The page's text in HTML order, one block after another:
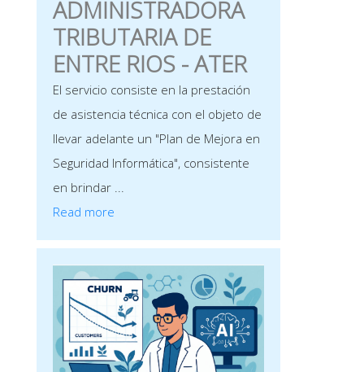
ADMINISTRADORA
TRIBUTARIA DE
ENTRE RIOS - ATER
El servicio consiste en la prestación
de asistencia técnica con el objeto de
llevar adelante un "Plan de Mejora en
Seguridad Informática", consistente
en brindar ...
Read more